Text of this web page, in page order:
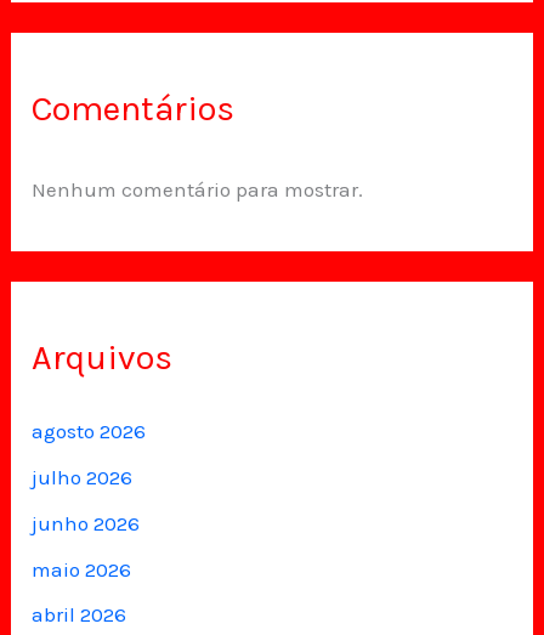
Comentários
Nenhum comentário para mostrar.
Arquivos
agosto 2026
julho 2026
junho 2026
maio 2026
abril 2026